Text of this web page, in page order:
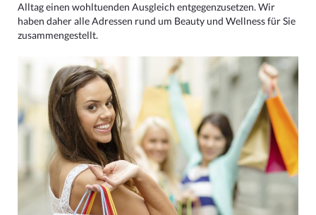
Alltag einen wohltuenden Ausgleich entgegenzusetzen. Wir
haben daher alle Adressen rund um Beauty und Wellness für Sie
zusammengestellt.